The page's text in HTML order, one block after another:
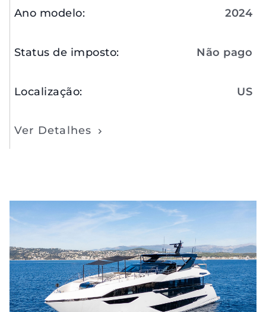
Ano modelo: 2024
Status de imposto: Não pago
Localização: US
Ver Detalhes